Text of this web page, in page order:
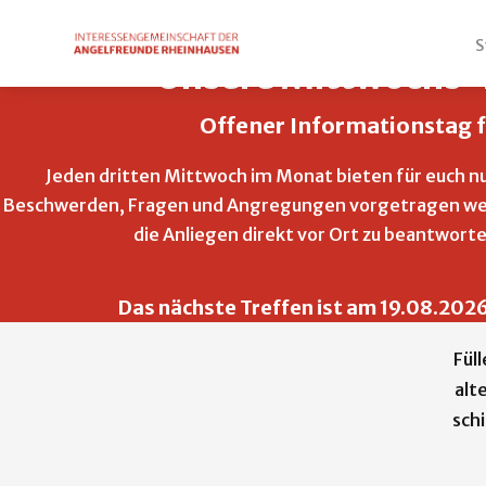
Unsere
Offener Informationstag
Jeden dritten Mittwoch im Monat bieten für euch
Beschwerden, Fragen und Angregungen vorgetragen
die Anliegen direkt vor Ort zu
Das nächste Treffen ist am